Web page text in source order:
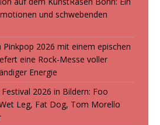
und schwebenden
2026 mit einem epischen
eine Rock-Messe voller
Energie
2026 in Bildern: Foo
Leg, Fat Dog, Tom Morello